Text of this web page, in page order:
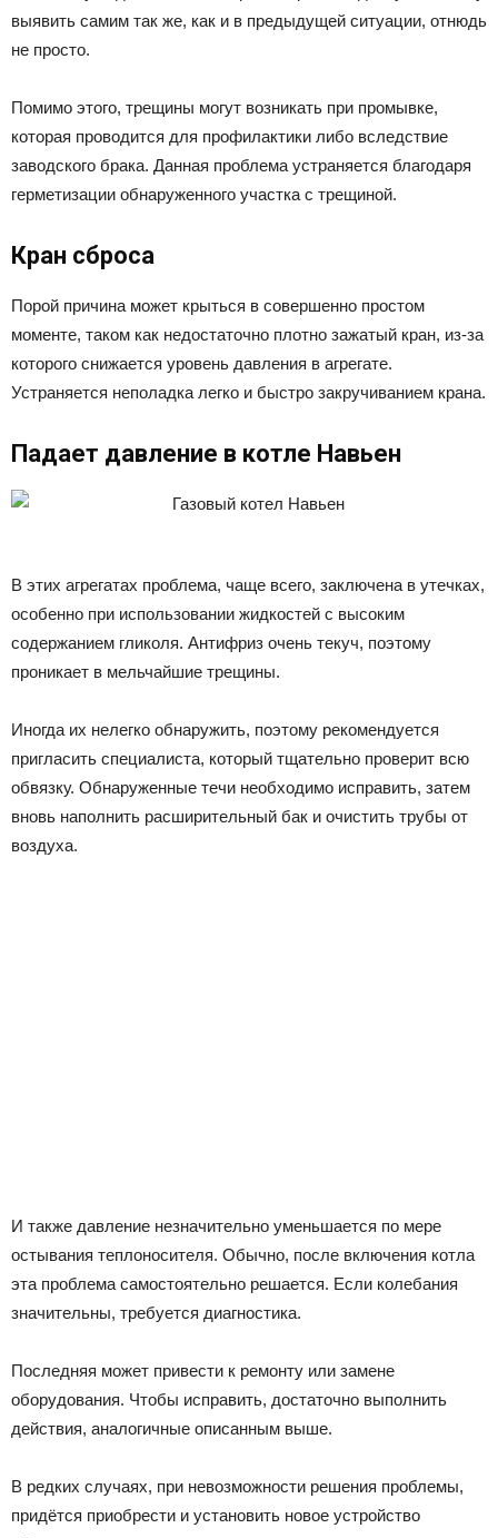
выявить самим так же, как и в предыдущей ситуации, отнюдь
не просто.
Помимо этого, трещины могут возникать при промывке,
которая проводится для профилактики либо вследствие
заводского брака. Данная проблема устраняется благодаря
герметизации обнаруженного участка с трещиной.
Кран сброса
Порой причина может крыться в совершенно простом
моменте, таком как недостаточно плотно зажатый кран, из-за
которого снижается уровень давления в агрегате.
Устраняется неполадка легко и быстро закручиванием крана.
Падает давление в котле Навьен
В этих агрегатах проблема, чаще всего, заключена в утечках,
особенно при использовании жидкостей с высоким
содержанием гликоля. Антифриз очень текуч, поэтому
проникает в мельчайшие трещины.
Иногда их нелегко обнаружить, поэтому рекомендуется
пригласить специалиста, который тщательно проверит всю
обвязку. Обнаруженные течи необходимо исправить, затем
вновь наполнить расширительный бак и очистить трубы от
воздуха.
И также давление незначительно уменьшается по мере
остывания теплоносителя. Обычно, после включения котла
эта проблема самостоятельно решается. Если колебания
значительны, требуется диагностика.
Последняя может привести к ремонту или замене
оборудования. Чтобы исправить, достаточно выполнить
действия, аналогичные описанным выше.
В редких случаях, при невозможности решения проблемы,
придётся приобрести и установить новое устройство